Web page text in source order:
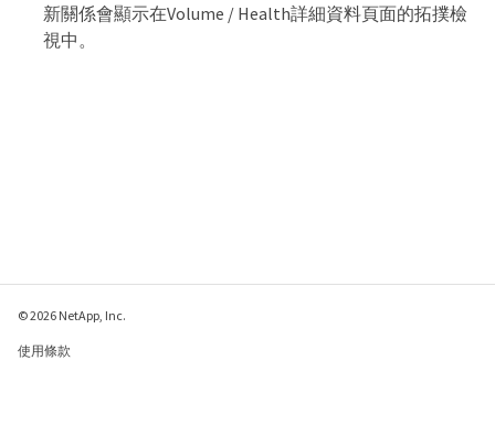
新關係會顯示在Volume / Health詳細資料頁面的拓撲檢
視中。
© 2026 NetApp, Inc.
使用條款